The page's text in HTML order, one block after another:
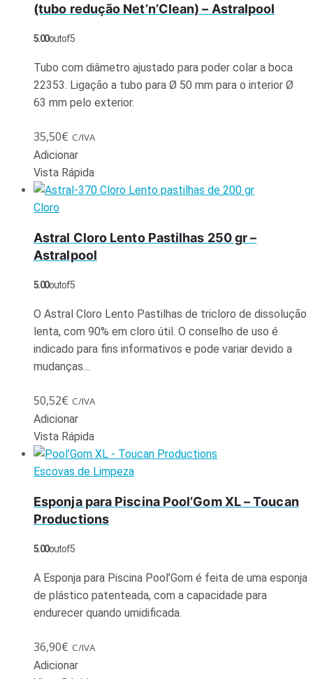
(tubo redução Net’n’Clean) – Astralpool
5.00out of 5
Tubo com diâmetro ajustado para poder colar a boca
22353. Ligação a tubo para Ø 50 mm para o interior Ø
63 mm pelo exterior.
35,50€ C/IVA
Adicionar
Vista Rápida
Cloro
Astral Cloro Lento Pastilhas 250 gr –
Astralpool
5.00out of 5
O Astral Cloro Lento Pastilhas de tricloro de dissolução
lenta, com 90% em cloro útil. O conselho de uso é
indicado para fins informativos e pode variar devido a
mudanças…
50,52€ C/IVA
Adicionar
Vista Rápida
Escovas de Limpeza
Esponja para Piscina Pool’Gom XL – Toucan
Productions
5.00out of 5
A Esponja para Piscina Pool’Gom é feita de uma esponja
de plástico patenteada, com a capacidade para
endurecer quando umidificada.
36,90€ C/IVA
Adicionar